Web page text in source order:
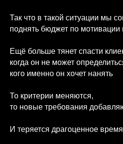
Так что в такой ситуации мы
поднять бюджет по мотивации
Ещё больше тянет спасти
когда он не может
кого именно он хочет нанять
То критерии меняются,
то новые требования
И теряется драгоценное